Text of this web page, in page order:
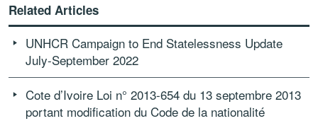
Related Articles
UNHCR Campaign to End Statelessness Update
July-September 2022
Cote d’Ivoire Loi n° 2013-654 du 13 septembre 2013
portant modification du Code de la nationalité